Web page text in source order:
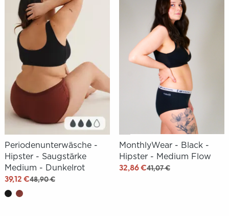
Periodenunterwäsche -
Hipster - Saugstärke
Medium - Dunkelrot
39,12 €48,90 €
MonthlyWear - Black -
Hipster - Medium Flow
32,86 €41,07 €